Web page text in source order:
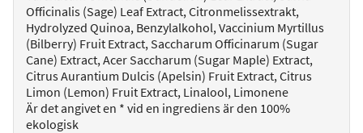
Officinalis (Sage) Leaf Extract, Citronmelissextrakt,
Hydrolyzed Quinoa, Benzylalkohol, Vaccinium Myrtillus
(Bilberry) Fruit Extract, Saccharum Officinarum (Sugar
Cane) Extract, Acer Saccharum (Sugar Maple) Extract,
Citrus Aurantium Dulcis (Apelsin) Fruit Extract, Citrus
Limon (Lemon) Fruit Extract, Linalool, Limonene
Är det angivet en * vid en ingrediens är den 100%
ekologisk